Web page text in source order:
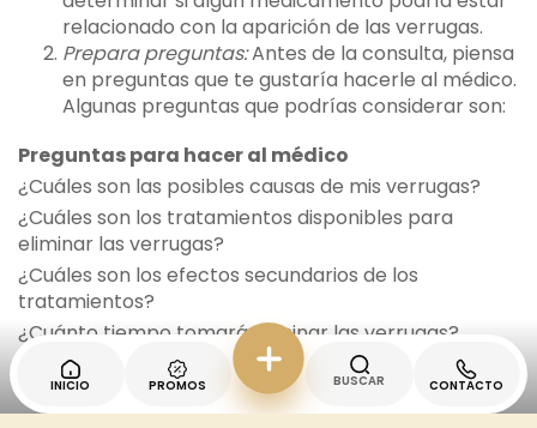
relacionado con la aparición de las verrugas.
Prepara preguntas:Antes de la consulta, piensa
en preguntas que te gustaría hacerle al médico.
Algunas preguntas que podrías considerar son:
Preguntas para hacer al médico
¿Cuáles son las posibles causas de mis verrugas?
¿Cuáles son los tratamientos disponibles para
eliminar las verrugas?
¿Cuáles son los efectos secundarios de los
tratamientos?
¿Cuánto tiempo tomará eliminar las verrugas?
Recuerda, esta es tu oportunidad de
obtener toda la información que necesitas,
INICIO PROMOS BUSCAR CONTACTO